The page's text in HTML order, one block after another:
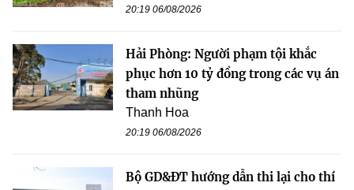
20:19 06/08/2026
Hải Phòng: Người phạm tội khắc
phục hơn 10 tỷ đồng trong các vụ án
tham nhũng
Thanh Hoa
20:19 06/08/2026
Bộ GD&ĐT hướng dẫn thi lại cho thí